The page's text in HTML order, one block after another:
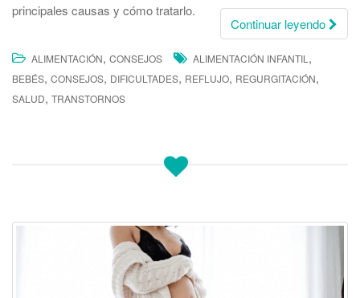
principales causas y cómo tratarlo.
Continuar leyendo
ALIMENTACIÓN, CONSEJOS ALIMENTACIÓN INFANTIL ,
BEBÉS, CONSEJOS, DIFICULTADES, REFLUJO, REGURGITACIÓN,
SALUD, TRANSTORNOS